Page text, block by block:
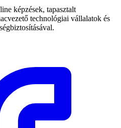
képzések, tapasztalt
technológiai vállalatok és